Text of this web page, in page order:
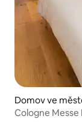
Domov ve
Cologne